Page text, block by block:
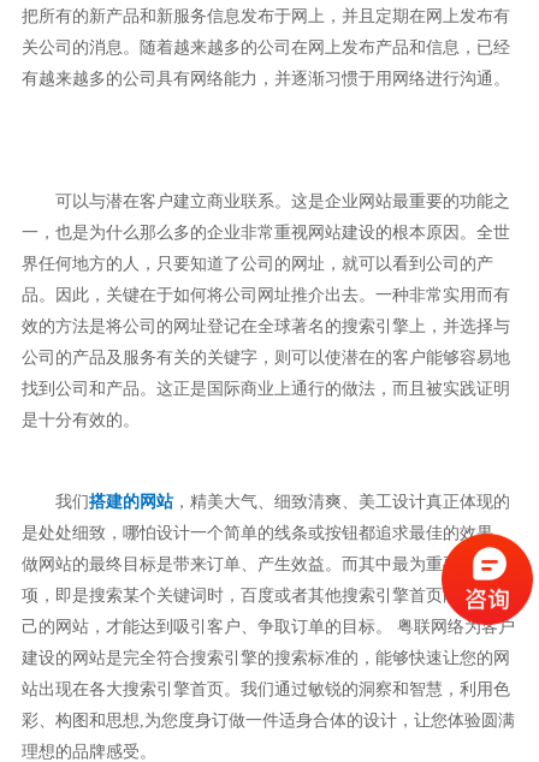
把所有的新产品和新服务信息发布于网上，并且定期在网上发布有
关公司的消息。随着越来越多的公司在网上发布产品和信息，已经
有越来越多的公司具有网络能力，并逐渐习惯于用网络进行沟通。
可以与潜在客户建立商业联系。这是企业网站最重要的功能之
一，也是为什么那么多的企业非常重视网站建设的根本原因。全世
界任何地方的人，只要知道了公司的网址，就可以看到公司的产
品。因此，关键在于如何将公司网址推介出去。一种非常实用而有
效的方法是将公司的网址登记在全球著名的搜索引擎上，并选择与
公司的产品及服务有关的关键字，则可以使潜在的客户能够容易地
找到公司和产品。这正是国际商业上通行的做法，而且被实践证明
是十分有效的。
我们搭建的网站，精美大气、细致清爽、美工设计真正体现的
是处处细致，哪怕设计一个简单的线条或按钮都追求最佳的效果。
做网站的最终目标是带来订单、产生效益。而其中最为重要的一
项，即是搜索某个关键词时，百度或者其他搜索引擎首页能出现自
己的网站，才能达到吸引客户、争取订单的目标。 粤联网络为客户
建设的网站是完全符合搜索引擎的搜索标准的，能够快速让您的网
站出现在各大搜索引擎首页。我们通过敏锐的洞察和智慧，利用色
彩、构图和思想,为您度身订做一件适身合体的设计，让您体验圆满
理想的品牌感受。